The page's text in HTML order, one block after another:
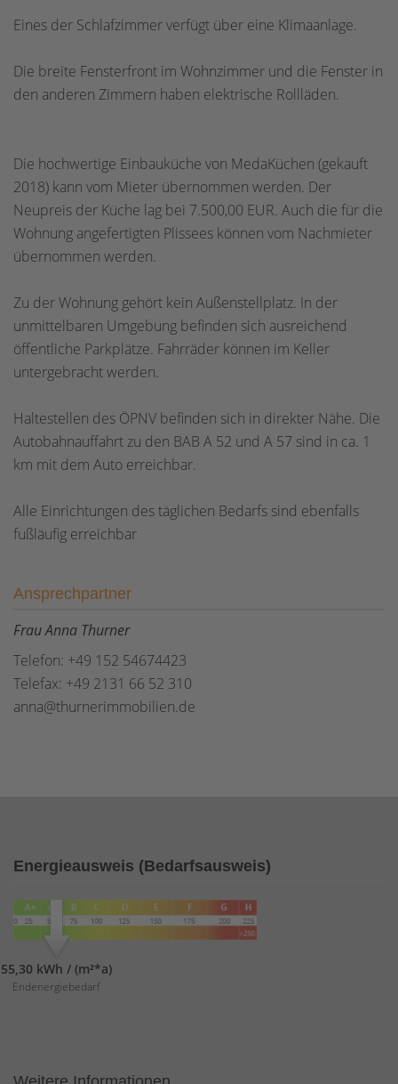
Eines der Schlafzimmer verfügt über eine Klimaanlage.
Die breite Fensterfront im Wohnzimmer und die Fenster in
den anderen Zimmern haben elektrische Rollläden.
Die hochwertige Einbauküche von MedaKüchen (gekauft
2018) kann vom Mieter übernommen werden. Der
Neupreis der Küche lag bei 7.500,00 EUR. Auch die für die
Wohnung angefertigten Plissees können vom Nachmieter
übernommen werden.
Zu der Wohnung gehört kein Außenstellplatz. In der
unmittelbaren Umgebung befinden sich ausreichend
öffentliche Parkplätze. Fahrräder können im Keller
untergebracht werden.
Haltestellen des ÖPNV befinden sich in direkter Nähe. Die
Autobahnauffahrt zu den BAB A 52 und A 57 sind in ca. 1
km mit dem Auto erreichbar.
Alle Einrichtungen des täglichen Bedarfs sind ebenfalls
fußläufig erreichbar
Ansprechpartner
Frau Anna Thurner
Telefon: +49 152 54674423
Telefax: +49 2131 66 52 310
anna@thurnerimmobilien.de
Energieausweis (Bedarfsausweis)
55,30 kWh / (m²*a)
Endenergiebedarf